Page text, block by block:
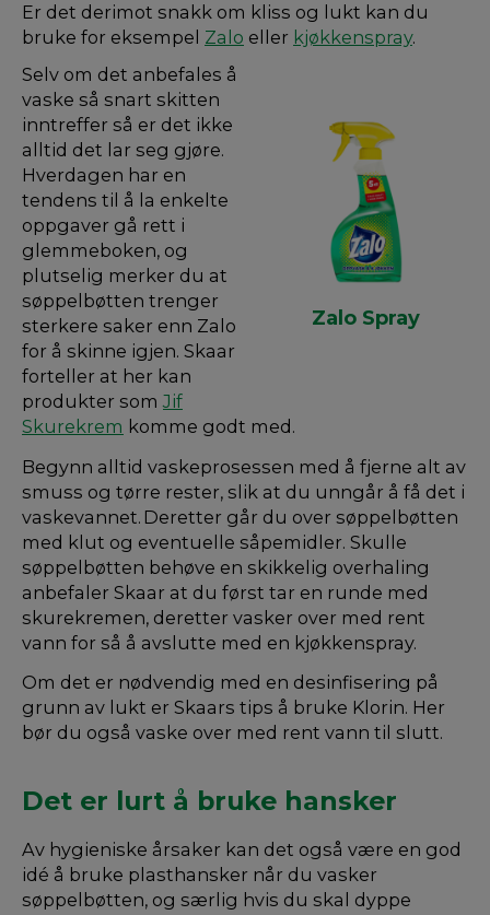
Er det derimot snakk om kliss og lukt kan du
bruke for eksempel Zalo eller kjøkkenspray.
Zalo Spray
Selv om det anbefales å
vaske så snart skitten
inntreffer så er det ikke
alltid det lar seg gjøre.
Hverdagen har en
tendens til å la enkelte
oppgaver gå rett i
glemmeboken, og
plutselig merker du at
søppelbøtten trenger
sterkere saker enn Zalo
for å skinne igjen. Skaar
forteller at her kan
produkter somJif
Skurekrem komme godt med.
Begynn alltid vaskeprosessen med å fjerne alt av
smuss og tørre rester, slik at du unngår å få det i
vaskevannet. Deretter går du over søppelbøtten
med klut og eventuelle såpemidler. Skulle
søppelbøtten behøve en skikkelig overhaling
anbefaler Skaar at du først tar en runde med
skurekremen, deretter vasker over med rent
vann for så å avslutte med en kjøkkenspray.
Om det er nødvendig med en desinfisering på
grunn av lukt er Skaars tips å bruke Klorin. Her
bør du også vaske over med rent vann til slutt.
Det er lurt å bruke hansker
Av hygieniske årsaker kan det også være en god
idé å bruke plasthansker når du vasker
søppelbøtten, og særlig hvis du skal dyppe